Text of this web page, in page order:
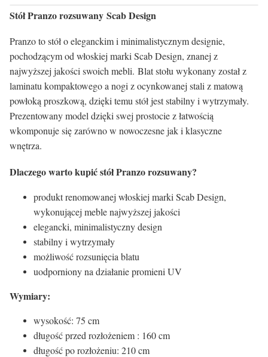
Stół Pranzo rozsuwany Scab Design
Pranzo to stół o eleganckim i minimalistycznym designie,
pochodzącym od włoskiej marki Scab Design, znanej z
najwyższej jakości swoich mebli. Blat stołu wykonany został z
laminatu kompaktowego a nogi z ocynkowanej stali z matową
powłoką proszkową, dzięki temu stół jest stabilny i wytrzymały.
Prezentowany model dzięki swej prostocie z łatwością
wkomponuje się zarówno w nowoczesne jak i klasyczne
wnętrza.
Dlaczego warto kupić stół Pranzo rozsuwany?
produkt renomowanej włoskiej marki Scab Design,
wykonującej meble najwyższej jakości
elegancki, minimalistyczny design
stabilny i wytrzymały
możliwość rozsunięcia blatu
uodporniony na działanie promieni UV
Wymiary:
wysokość: 75 cm
długość przed rozłożeniem : 160 cm
długość po rozłożeniu: 210 cm